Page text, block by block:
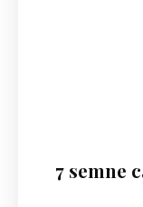
7 semne